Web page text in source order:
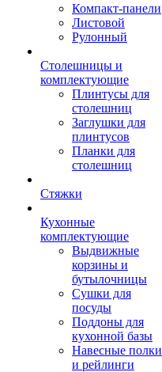
Компакт-панели
Листовой
Рулонный
Столешницы и
комплектующие
Плинтусы для
столешниц
Заглушки для
плинтусов
Планки для
столешниц
Стяжки
Кухонные
комплектующие
Выдвижные
корзины и
бутылочницы
Сушки для
посуды
Поддоны для
кухонной базы
Навесные полки
и рейлинги